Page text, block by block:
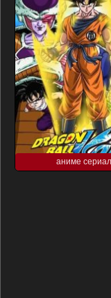
аниме сериал